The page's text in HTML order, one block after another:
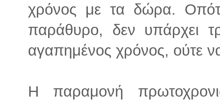
χρόνος με τα δώρα.
παράθυρο, δεν υπάρχει
αγαπημένος χρόνος, ούτε
Η παραμονή